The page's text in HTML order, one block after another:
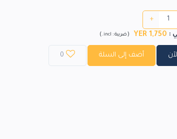
+
:
YER 1,750
(ضريبة : incl.
)
أضف إلى السلة 0